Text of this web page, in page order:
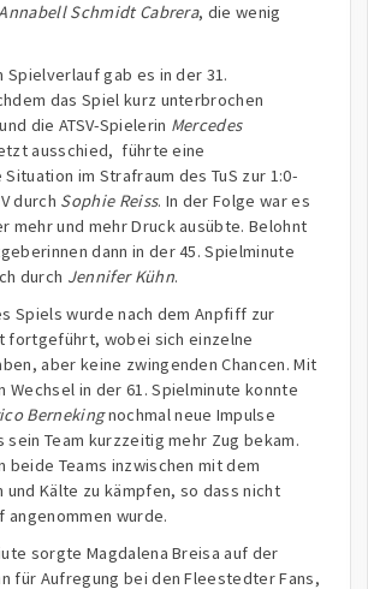
Schmidt Cabrera, die wenig
Spielverlauf gab es in der 31.
das Spiel kurz unterbrochen
die ATSV-Spielerin Mercedes
ausschied, führte eine
im Strafraum des TuS zur 1:0-
durch Sophie Reiss. In der Folge war es
mehr und mehr Druck ausübte. Belohnt
dann in der 45. Spielminute
durch Jennifer Kühn.
Spiels wurde nach dem Anpfiff zur
fortgeführt, wobei sich einzelne
aber keine zwingenden Chancen. Mit
Wechsel in der 61. Spielminute konnte
Bernekingnochmal neue Impulse
Team kurzzeitig mehr Zug bekam.
beide Teams inzwischen mit dem
und Kälte zu kämpfen, so dass nicht
angenommen wurde.
sorgte Magdalena Breisa auf der
für Aufregung bei den Fleestedter Fans,